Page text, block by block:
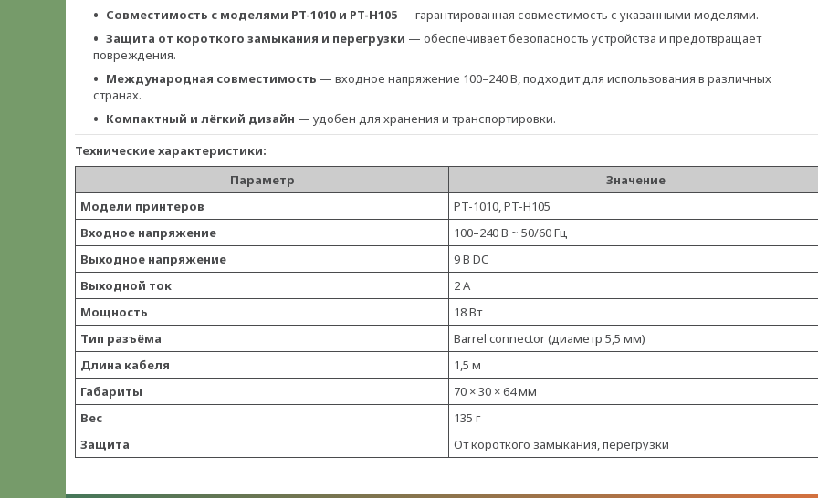
Совместимость с моделями PT-1010 и PT-H105 — гарантированная совместимость с указанными моделями.
Защита от короткого замыкания и перегрузки — обеспечивает безопасность устройства и предотвращает
повреждения.
Международная совместимость — входное напряжение 100–240 В, подходит для использования в различных
странах.
Компактный и лёгкий дизайн — удобен для хранения и транспортировки.
Технические характеристики:
Параметр
Значение
Модели принтеров
PT-1010, PT-H105
Входное напряжение
100–240 В ~ 50/60 Гц
Выходное напряжение
9 В DC
Выходной ток
2 А
Мощность
18 Вт
Тип разъёма
Barrel connector (диаметр 5,5 мм)
Длина кабеля
1,5 м
Габариты
70 × 30 × 64 мм
Вес
135 г
Защита
От короткого замыкания, перегрузки